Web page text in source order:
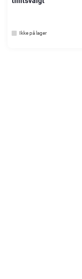
Ikke på lager